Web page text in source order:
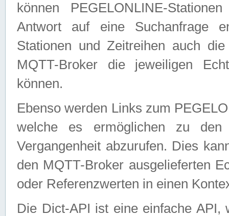
können PEGELONLINE-
Antwort auf eine Suchanfrage
Stationen und Zeitreihen auch
MQTT-Broker die jeweiligen
können.
Ebenso werden Links zum
welche es ermöglichen zu den
Vergangenheit abzurufen. Dies
den MQTT-Broker ausgelieferten
oder Referenzwerten in einen
Die Dict-API ist eine einfache API,